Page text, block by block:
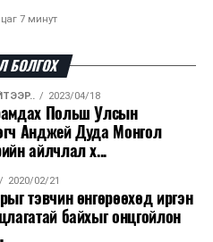
цаг 7 минут
2026/08/06
компанийн ерөнхий
дэлбэлжээ...
тав хоногт 10 мянга гаруй
и...
БОЛГОХ
2023/04/18
Польш Улсын
Анджей Дуда Монгол
айлчлал х...
2020/02/21
тэвчин өнгөрөөхөд иргэн
байхыг онцгойлон